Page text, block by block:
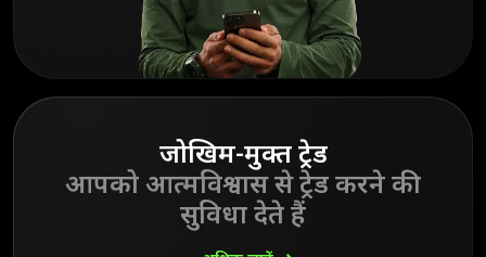
जोखिम-मुक्त ट्रेड
आपको आत्मविश्वास से ट्रेड करने की
सुविधा देते हैं